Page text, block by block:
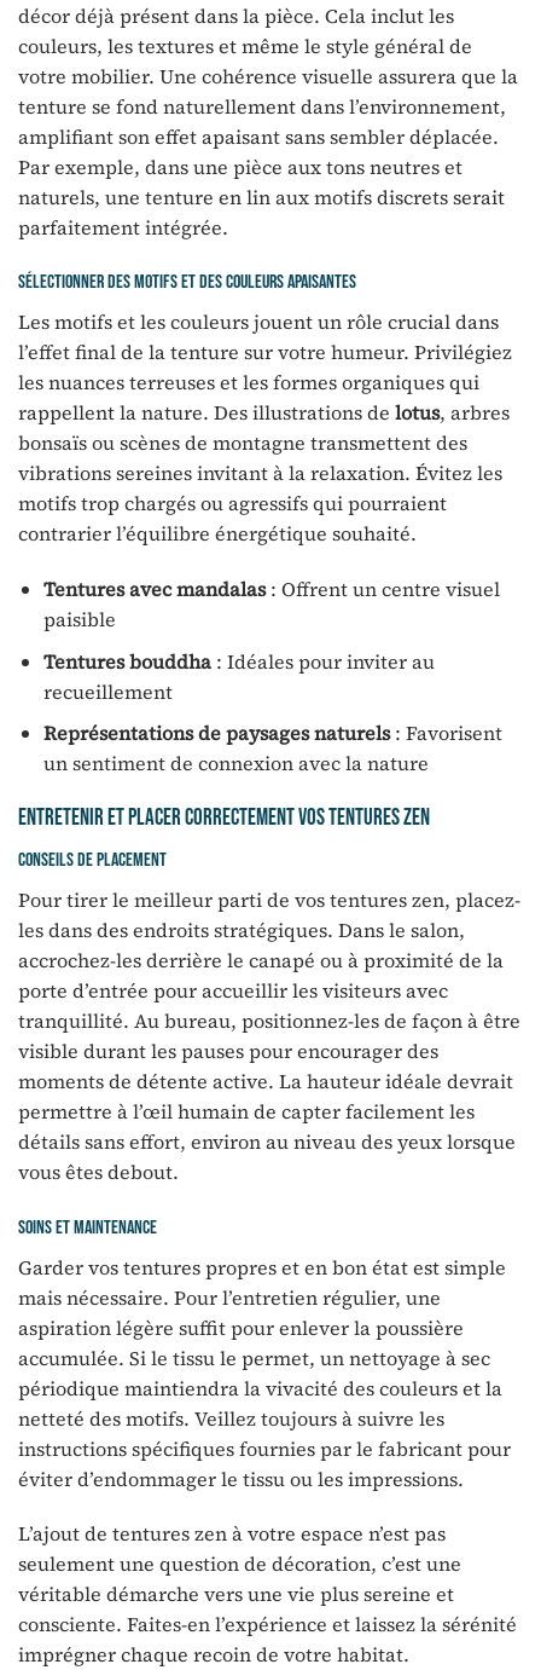
décor déjà présent dans la pièce. Cela inclut les
couleurs, les textures et même le style général de
votre mobilier. Une cohérence visuelle assurera que la
tenture se fond naturellement dans l’environnement,
amplifiant son effet apaisant sans sembler déplacée.
Par exemple, dans une pièce aux tons neutres et
naturels, une tenture en lin aux motifs discrets serait
parfaitement intégrée.
Sélectionner des motifs et des couleurs apaisantes
Les motifs et les couleurs jouent un rôle crucial dans
l’effet final de la tenture sur votre humeur. Privilégiez
les nuances terreuses et les formes organiques qui
rappellent la nature. Des illustrations de lotus, arbres
bonsaïs ou scènes de montagne transmettent des
vibrations sereines invitant à la relaxation. Évitez les
motifs trop chargés ou agressifs qui pourraient
contrarier l’équilibre énergétique souhaité.
Tentures avec mandalas: Offrent un centre visuel
paisible
Tentures bouddha: Idéales pour inviter au
recueillement
Représentations de paysages naturels: Favorisent
un sentiment de connexion avec la nature
Entretenir et placer correctement vos tentures zen
Conseils de placement
Pour tirer le meilleur parti de vos tentures zen, placez-
les dans des endroits stratégiques. Dans le salon,
accrochez-les derrière le canapé ou à proximité de la
porte d’entrée pour accueillir les visiteurs avec
tranquillité. Au bureau, positionnez-les de façon à être
visible durant les pauses pour encourager des
moments de détente active. La hauteur idéale devrait
permettre à l’œil humain de capter facilement les
détails sans effort, environ au niveau des yeux lorsque
vous êtes debout.
Soins et maintenance
Garder vos tentures propres et en bon état est simple
mais nécessaire. Pour l’entretien régulier, une
aspiration légère suffit pour enlever la poussière
accumulée. Si le tissu le permet, un nettoyage à sec
périodique maintiendra la vivacité des couleurs et la
netteté des motifs. Veillez toujours à suivre les
instructions spécifiques fournies par le fabricant pour
éviter d’endommager le tissu ou les impressions.
L’ajout de tentures zen à votre espace n’est pas
seulement une question de décoration, c’est une
véritable démarche vers une vie plus sereine et
consciente. Faites-en l’expérience et laissez la sérénité
imprégner chaque recoin de votre habitat.